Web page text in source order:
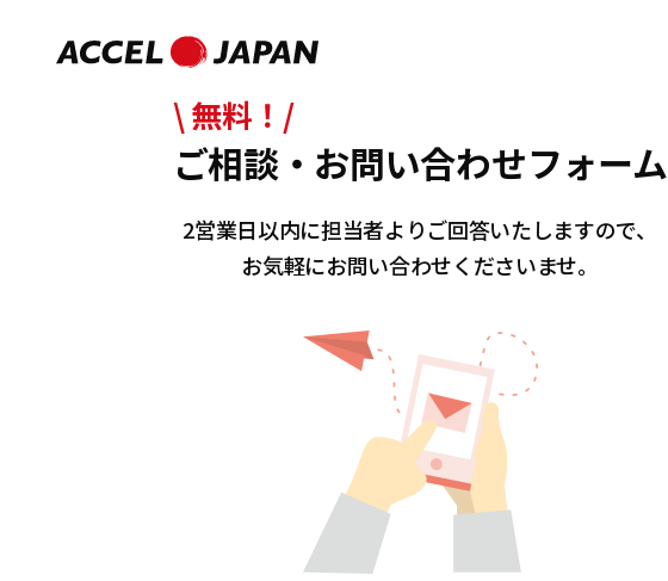
\ 無料！/
ご相談・お問い合わせフォーム
2営業日以内に担当者よりご回答いたしますので、
お気軽にお問い合わせくださいませ。